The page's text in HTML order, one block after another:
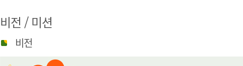
비전 / 미션
비전